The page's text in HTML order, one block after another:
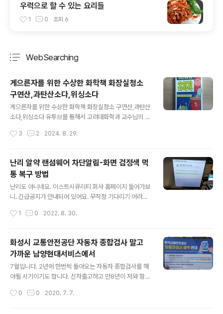
우럭으로 할 수 있는 요리들
1 0 조회 6
WebSearching
게으른자를 위한 수상한 화학책 화장실청소
구연산,과탄산소다,위싱소다
게으른자를 위한 수상한 화학책 화장실청소 구연산,과탄산
소다,위싱소다 유투브를 통해서 고려대화학과 교수님의 책
간단합니다.시중(넷상) 그냥 저냥 떠도는 이야기가 많고,
렴한 것 같아서, 거기서 구입하였구요.화학식 기호만 봐도,
머리에 쥐가나는 사람인지라 읽기가 사실 그리 쉽지 않았
지만,일단은 내가 관심 있는 곳 부터 정독을 시작 하였습니
다. 1. 절대 하지 말라는 행동아무리 좋은 것도 잘못 사용하
도 세제도 모두 화학제품이니 어떤 용도로 사용을 해야 좀
3 2 2024. 8. 29.
난리 알약 랜섬웨어 차단알림-화면 검정색 먹
통 복구 방법
난리도 아니네요. 이스트시큐리티 회사 홈페이지 들어가보
니. 긴급공지가 안내되어 있어요. 무작정 기다리기 어려우
같아요. 물론, 저장된 데이터 드라이브를 window가 설치
아 문제가 없으실 것 같아요. 하지만, 바탕화면에... 내문서
(경로 변경하지 않은) 등에 그냥 저장해두신 분들은 포멧하
면 영원히 이전 데이터 복구가 불가능하시니까. 알약회사
에서 복구했다는 공지가 나오기 전에 한번 복구를 해보시
라고 그남아 성공 가능성이 있는 방법을 모아 봤어요. 무조
검정색으로 되어 먹통이 되어버리신 분들도 많으신 것 같
1 0 2022. 8. 30.
화성시 교통안전공단 자동차 종합검사 말고
가까운 남양현대서비스에서
7월입니다. 2년에 한번씩 돌아오는 자동차 종합검사를 해
야될 시기이기도 합니다. 신차출고하고 만8년이 저와 함께
오징어 시즌을 위해서라도 이런 것은 미리 미리 해두어야
0 0 2020. 7. 7.